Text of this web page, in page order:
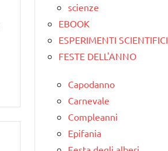
scienze
EBOOK
ESPERIMENTI SCIENTIFICI
FESTE DELL'ANNO
Capodanno
Carnevale
Compleanni
Epifania